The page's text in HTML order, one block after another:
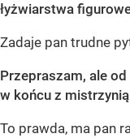
łyżwiarstwa
Zadaje pan trudne
Przepraszam, ale
w końcu z
To prawda, ma pan